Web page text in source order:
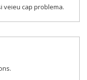
veieu cap problema.